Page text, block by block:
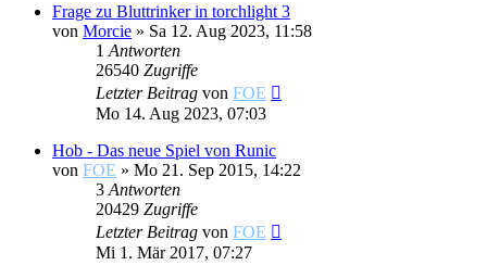
Frage zu Bluttrinker in torchlight 3
von Morcie » Sa 12. Aug 2023, 11:58
1 Antworten
26540 Zugriffe
Letzter Beitrag von FOE
Mo 14. Aug 2023, 07:03
Hob - Das neue Spiel von Runic
von FOE » Mo 21. Sep 2015, 14:22
3 Antworten
20429 Zugriffe
Letzter Beitrag von FOE
Mi 1. Mär 2017, 07:27